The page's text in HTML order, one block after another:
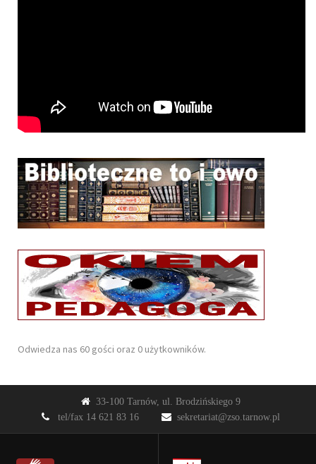
Odwiedza nas 60 gości oraz 0 użytkowników.
33-100 Tarnów, ul. Brodzińskiego 9
tel/fax 14 621 83 16
sekretariat@zso.tarnow.pl